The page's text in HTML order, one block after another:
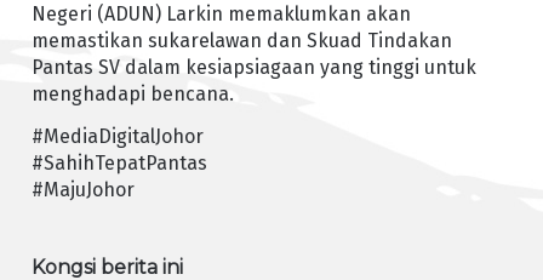
Negeri (ADUN) Larkin memaklumkan akan
memastikan sukarelawan dan Skuad Tindakan
Pantas SV dalam kesiapsiagaan yang tinggi untuk
menghadapi bencana.
#MediaDigitalJohor
#SahihTepatPantas
#MajuJohor
Kongsi berita ini